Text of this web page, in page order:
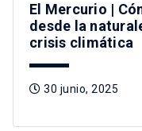
El Mercurio |
desde la
crisis climática
30 junio, 2025